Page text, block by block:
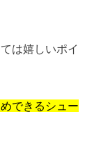
は嬉しいポイ
できるシュー